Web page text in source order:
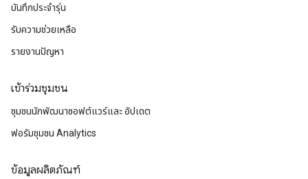
บันทึกประจำรุ่น
รับความช่วยเหลือ
รายงานปัญหา
เข้าร่วมชุมชน
ชุมชนนักพัฒนาซอฟต์แวร์และ อัปเดต
ฟอรัมชุมชน Analytics
ข้อมูลผลิตภัณฑ์